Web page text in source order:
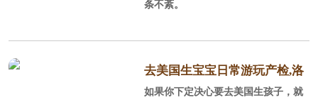
条不紊。
去美国生宝宝日常游玩产检,洛
杉矶待产记
如果你下定决心要去美国生孩子，就